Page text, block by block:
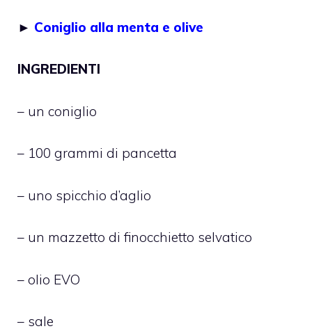
► Coniglio alla menta e olive
INGREDIENTI
– un coniglio
– 100 grammi di pancetta
– uno spicchio d’aglio
– un mazzetto di finocchietto selvatico
– olio EVO
– sale